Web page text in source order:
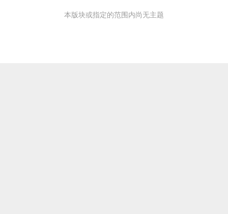
本版块或指定的范围内尚无主题